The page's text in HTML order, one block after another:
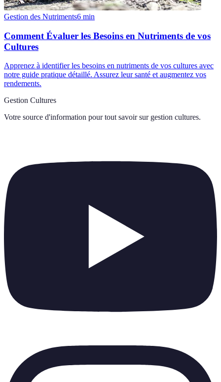
Gestion des Nutriments6 min
Comment Évaluer les Besoins en Nutriments de vos
Cultures
Apprenez à identifier les besoins en nutriments de vos cultures avec
notre guide pratique détaillé. Assurez leur santé et augmentez vos
rendements.
Gestion Cultures
Votre source d'information pour tout savoir sur gestion cultures.